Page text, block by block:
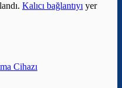
Kalıcı bağlantıyı yer
Cihazı